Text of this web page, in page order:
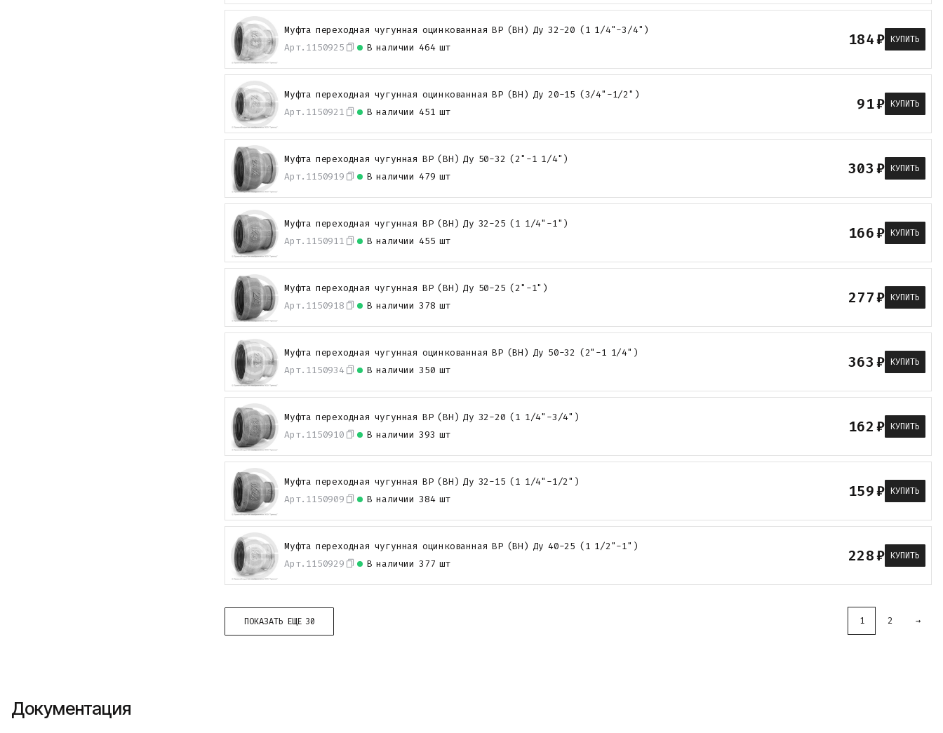
Арт. 1150925 В наличии 464 шт
Муфта переходная чугунная оцинкованная ВР (ВН) Ду 32-20 (1 1/4"-3/4")
184₽ КУПИТЬ
Арт. 1150921 В наличии 451 шт
Муфта переходная чугунная оцинкованная ВР (ВН) Ду 20-15 (3/4"-1/2")
91₽ КУПИТЬ
Арт. 1150919 В наличии 479 шт
Муфта переходная чугунная ВР (ВН) Ду 50-32 (2"-1 1/4")
303₽ КУПИТЬ
Арт. 1150911 В наличии 455 шт
Муфта переходная чугунная ВР (ВН) Ду 32-25 (1 1/4"-1")
166₽ КУПИТЬ
Арт. 1150918 В наличии 378 шт
Муфта переходная чугунная ВР (ВН) Ду 50-25 (2"-1")
277₽ КУПИТЬ
Арт. 1150934 В наличии 350 шт
Муфта переходная чугунная оцинкованная ВР (ВН) Ду 50-32 (2"-1 1/4")
363₽ КУПИТЬ
Арт. 1150910 В наличии 393 шт
Муфта переходная чугунная ВР (ВН) Ду 32-20 (1 1/4"-3/4")
162₽ КУПИТЬ
Арт. 1150909 В наличии 384 шт
Муфта переходная чугунная ВР (ВН) Ду 32-15 (1 1/4"-1/2")
159₽ КУПИТЬ
Арт. 1150929 В наличии 377 шт
Муфта переходная чугунная оцинкованная ВР (ВН) Ду 40-25 (1 1/2"-1")
228₽ КУПИТЬ
ПОКАЗАТЬ ЕЩЕ 30 1 2 →
Документация